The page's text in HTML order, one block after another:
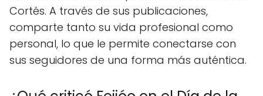
Cortés. A través de sus publicaciones,
comparte tanto su vida profesional como
personal, lo que le permite conectarse con
sus seguidores de una forma más auténtica.